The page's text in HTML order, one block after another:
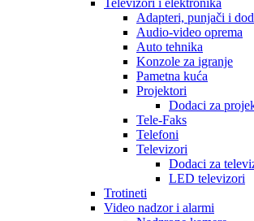
Televizori i elektronika
Adapteri, punjači i
Audio-video oprema
Auto tehnika
Konzole za igranje
Pametna kuća
Projektori
Dodaci za
Tele-Faks
Telefoni
Televizori
Dodaci za
LED televizori
Trotineti
Video nadzor i alarmi